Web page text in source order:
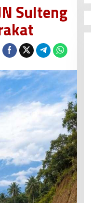
Sulteng